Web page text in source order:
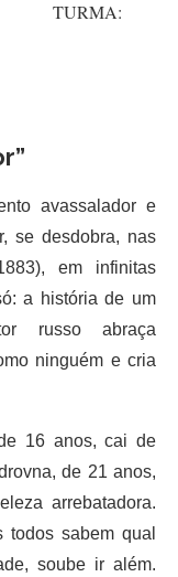
avassalador e
se desdobra, nas
em infinitas
a história de um
russo abraça
ninguém e cria
16 anos, cai de
de 21 anos,
arrebatadora.
todos sabem qual
soube ir além.